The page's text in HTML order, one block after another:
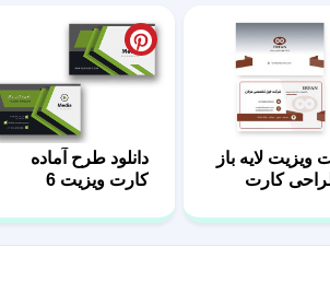
ویزیت لایه باز
کارت
دانلود طرح آماده
کارت ویزیت 6